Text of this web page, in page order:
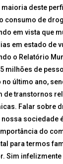
maioria deste
consumo de
em vista que
em estado de
o Relatório
milhões de
último ano,
de transtornos
Falar sobre
sociedade
do
para termos
Sim